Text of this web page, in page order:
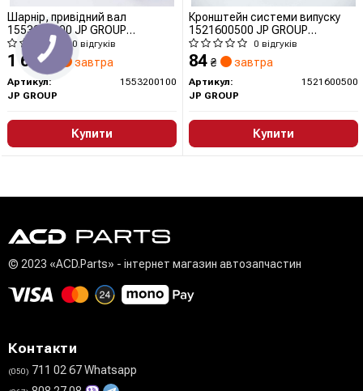
Шарнір, привідний вал
1553200100 JP GROUP
(QUINTON HAZELL)
0 відгуків
1 604 завтра
Артикул:
1553200100
JP GROUP
Купити
Кронштейн системи випуску
1521600500 JP GROUP
(QUINTON HAZELL)
0 відгуків
84 ₴ завтра
Артикул:
1521600500
JP GROUP
Купити
© 2023 «ACD.Parts» - інтернет магазин автозапчастин
Контакти
(050) 711 02 67 Whatsapp